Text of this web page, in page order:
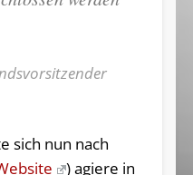
sich nun nach
) agiere in